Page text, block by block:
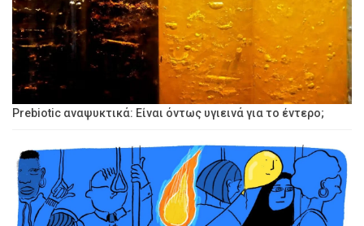
Prebiotic αναψυκτικά: Είναι όντως υγιεινά για το έντερο;